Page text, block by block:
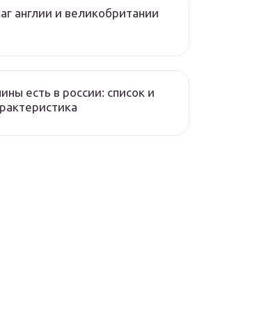
англии и великобритании
есть в россии: список и